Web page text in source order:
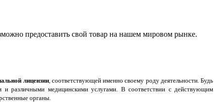
предоставить свой товар на нашем мировом рынке.
лицензии, соответствующей именно своему роду деятельности. Будь
и различными медицинскими услугами. В соответствии с действующим
органы.